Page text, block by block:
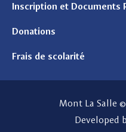
Inscription et Documents
Donations
Frais de scolarité
Mont La Salle
Developed